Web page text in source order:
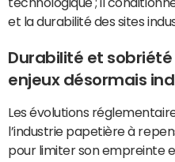
et la durabilité des sites
Durabilité et
enjeux désormais
Les évolutions
l’industrie papetière à
pour limiter son empreinte